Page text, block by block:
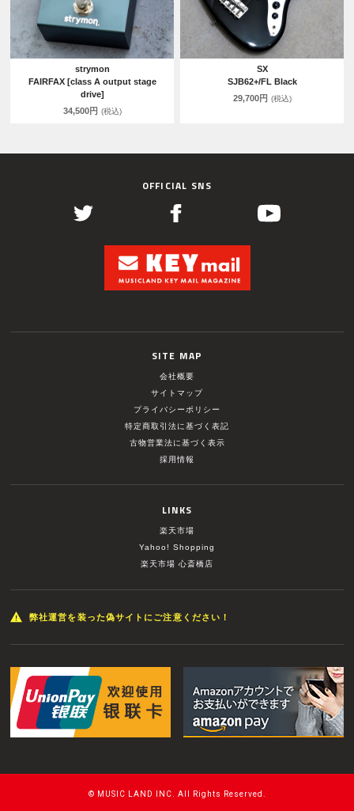
strymon
FAIRFAX [class A output stage
drive]
34,500円 (税込)
SX
SJB62+/FL Black
29,700円 (税込)
OFFICIAL SNS
SITE MAP
会社概要
サイトマップ
プライバシーポリシー
特定商取引法に基づく表記
古物営業法に基づく表示
採用情報
LINKS
楽天市場
Yahoo! Shopping
楽天市場 心斎橋店
弊社運営を装った偽サイトにご注意ください！
© MUSIC LAND INC. All Rights Reserved.